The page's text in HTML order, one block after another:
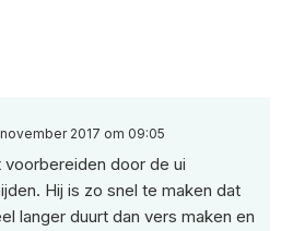
november 2017 om 09:05
voorbereiden door de ui
Hij is zo snel te maken dat
langer duurt dan vers maken en